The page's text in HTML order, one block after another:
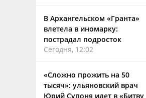
В Архангельском «Гранта»
влетела в иномарку:
пострадал подросток
Сегодня, 12:02
«Сложно прожить на 50
тысяч»: ульяновский врач
Юрий Супоня идет в «Битву